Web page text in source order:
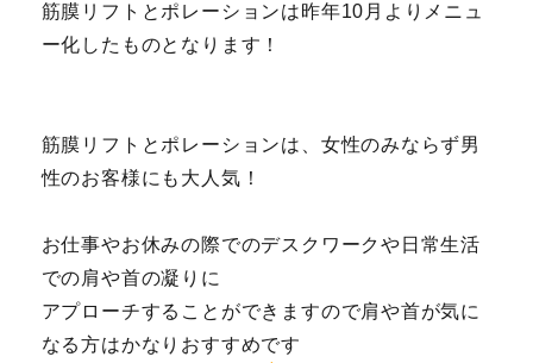
筋膜リフトとポレーションは昨年10月よりメニュ
ー化したものとなります！
筋膜リフトとポレーションは、女性のみならず男
性のお客様にも大人気！
お仕事やお休みの際でのデスクワークや日常生活
での肩や首の凝りに
アプローチすることができますので肩や首が気に
なる方はかなりおすすめです